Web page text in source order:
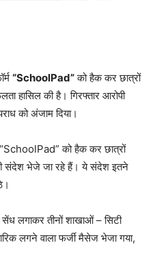
“SchoolPad”को हैक कर छात्रों
हासिल की है। गिरफ्तार आरोपी
को अंजाम दिया।
को हैक कर छात्रों
संदेश भेजे जा रहे हैं। ये संदेश इतने
लगाकर तीनों शाखाओं – सिटी
लगने वाला फर्जी मैसेज भेजा गया,